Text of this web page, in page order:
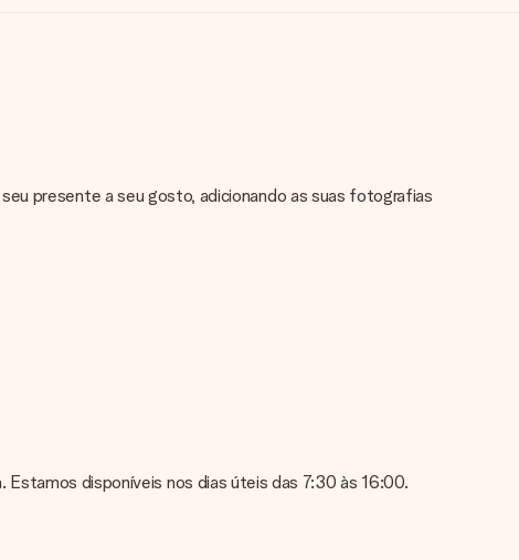
presente a seu gosto, adicionando as suas fotografias
de alta qualidade. Se não tiveres a certeza sobre a qualidade da
em encomendar. Eles podem então verificar a qualidade para ti!
num formato diferente, por favor entre em contacto conosco
disponíveis nos dias úteis das 7:30 às 16:00.